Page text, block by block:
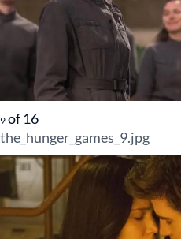
9 of 16
the_hunger_games_9.jpg